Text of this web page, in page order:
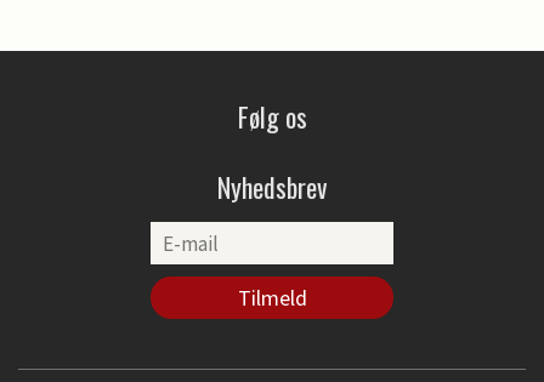
Følg os
Nyhedsbrev